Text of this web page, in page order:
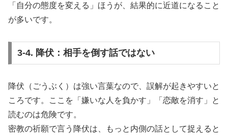
「自分の態度を変える」ほうが、結果的に近道になること
が多いです。
3-4. 降伏：相手を倒す話ではない
降伏（ごうぶく）は強い言葉なので、誤解が起きやすいと
ころです。ここを「嫌いな人を負かす」「恋敵を消す」と
読むのは危険です。
密教の祈願で言う降伏は、もっと内側の話として捉えると